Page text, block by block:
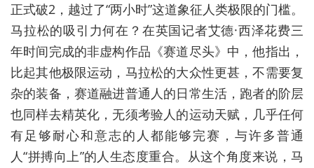
正式破2，越过了“两小时”这道象征人类极限的门槛。
马拉松的吸引力何在？在英国记者艾德·西泽花费三
年时间完成的非虚构作品《赛道尽头》中，他指出，
比起其他极限运动，马拉松的大众性更甚，不需要复
杂的装备，赛道融进普通人的日常生活，跑者的阶层
也同样去精英化，无须考验人的运动天赋，几乎任何
有足够耐心和意志的人都能够完赛，与许多普通
人“拼搏向上”的人生态度重合。从这个角度来说，马